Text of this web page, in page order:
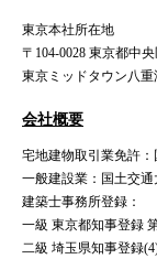
東京本社所在地
〒104-0028 東京都中
東京ミッドタウン八
会社概要
宅地建物取引業免許
一般建設業：国土交通
建築士事務所登録：
一級 東京都知事登録
二級 埼玉県知事登録